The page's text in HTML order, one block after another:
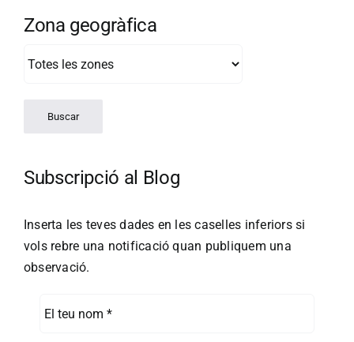
Zona geogràfica
Subscripció al Blog
Inserta les teves dades en les caselles inferiors si
vols rebre una notificació quan publiquem una
observació.